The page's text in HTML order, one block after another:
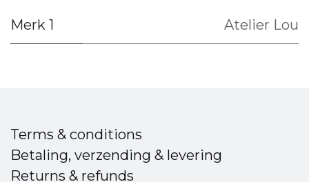
Merk 1 Atelier Lou
Terms & conditions
Betaling, verzending & levering
Returns & refunds